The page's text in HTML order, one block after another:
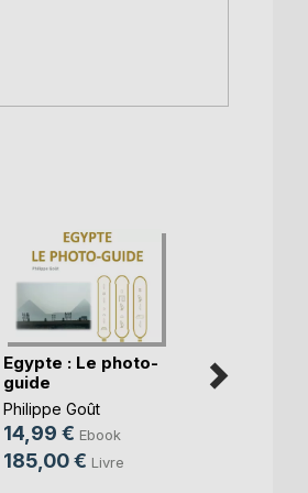
Egypte : Le photo-
guide
Philippe Goût
14,99 € Ebook
185,00 € Livre